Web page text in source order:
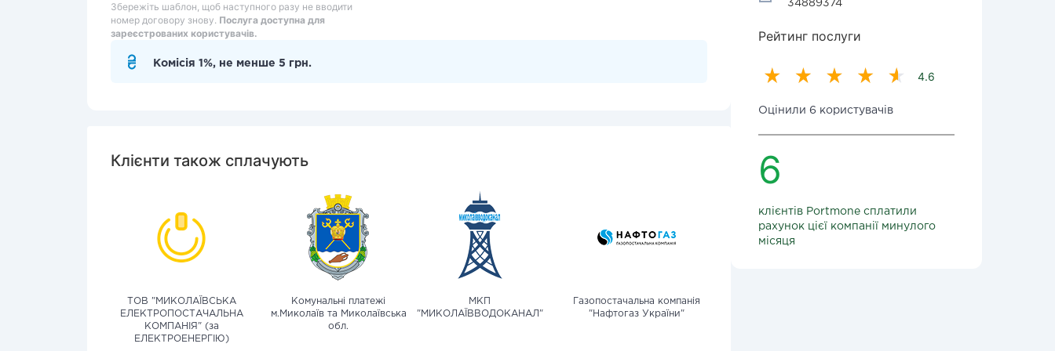
Збережіть шаблон, щоб наступного разу не вводити
номер договору знову. Послуга доступна для
зареєстрованих користувачів.
Комісія 1%, не менше 5 грн.
Клієнти також сплачують
ТОВ "МИКОЛАЇВСЬКА
ЕЛЕКТРОПОСТАЧАЛЬНА
КОМПАНІЯ" (за
ЕЛЕКТРОЕНЕРГІЮ)
Комунальні платежі
м.Миколаїв та Миколаївська
обл.
МКП
"МИКОЛАЇВВОДОКАНАЛ"
Газопостачальна компанія
"Нафтогаз України"
34889374
Рейтинг послуги
4.6
Оцінили 6 користувачів
6
клієнтів Portmone сплатили
рахунок цієї компанії минулого
місяця